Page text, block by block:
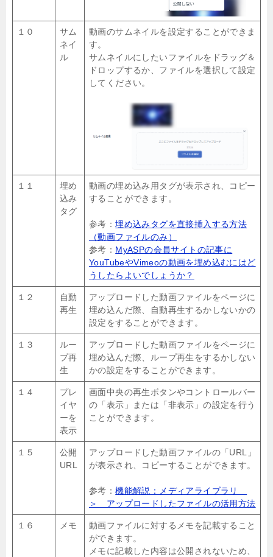
１０
サム
ネイ
ル
動画のサムネイルを設定することができま
す。
サムネイルにしたいファイルをドラッグ＆
ドロップするか、ファイルを選択して設定
してください。
１１
埋め
込み
タグ
動画の埋め込み用タグが表示され、コピー
することができます。
参考：埋め込みタグを直接挿入する方法
（動画ファイルのみ）
参考： MyASPの会員サイトの記事に
YouTubeやVimeoの動画を埋め込むにはど
うしたらよいでしょうか？
１２
自動
再生
アップロードした動画ファイルをページに
埋め込んだ際、自動再生するかしないかの
設定をすることができます。
１３
ルー
プ再
生
アップロードした動画ファイルをページに
埋め込んだ際、ループ再生をするかしない
かの設定をすることができます。
１４
プレ
イヤ
ーを
表示
画面中央の再生ボタンやコントロールバー
の「表示」または「非表示」の設定を行う
ことができます。
１５
公開
URL
アップロードした動画ファイルの「URL」
が表示され、コピーすることができます。
参考：機能解説：メディアライブラリ
＞ アップロードしたファイルの活用方法
１６ メモ
動画ファイルに対するメモを記載すること
ができます。
メモに記載した内容は公開されないため、